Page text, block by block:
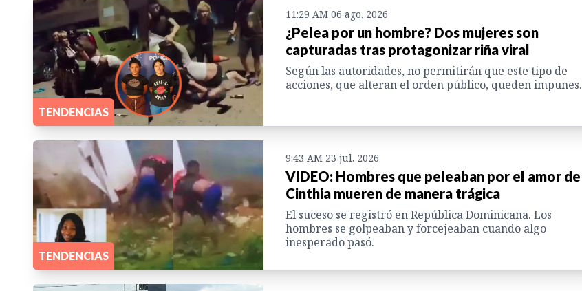
TENDENCIAS
11:29 AM 06 ago. 2026
¿Pelea por un hombre? Dos mujeres son
capturadas tras protagonizar riña viral
Según las autoridades, no permitirán que este tipo de
acciones, que alteran el orden público, queden impunes.
TENDENCIAS
9:43 AM 23 jul. 2026
VIDEO: Hombres que peleaban por el amor de
Cinthia mueren de manera trágica
El suceso se registró en República Dominicana. Los
hombres se golpeaban y forcejeaban cuando algo
inesperado pasó.